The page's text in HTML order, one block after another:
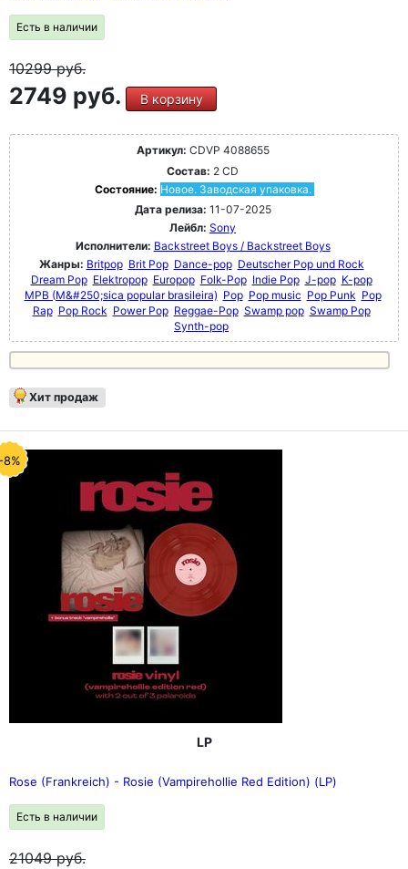
Есть в наличии
10299руб.
2749 руб. В корзину
Артикул: CDVP 4088655
Состав: 2 CD
Состояние: Новое. Заводская упаковка.
Дата релиза: 11-07-2025
Лейбл: Sony
Исполнители: Backstreet Boys / Backstreet Boys
Жанры: Britpop Brit Pop Dance-pop Deutscher Pop und Rock
Dream Pop Elektropop Europop Folk-Pop Indie Pop J-pop K-pop
MPB (M&#250;sica popular brasileira) Pop Pop music Pop Punk Pop
Rap Pop Rock Power Pop Reggae-Pop Swamp pop Swamp Pop
Synth-pop
Хит продаж
8%
LP
Rose (Frankreich) - Rosie (Vampirehollie Red Edition) (LP)
Есть в наличии
21049руб.